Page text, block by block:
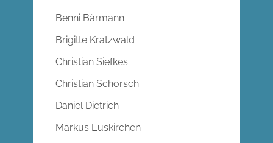
Benni Bärmann
Brigitte Kratzwald
Christian Siefkes
Christian Schorsch
Daniel Dietrich
Markus Euskirchen